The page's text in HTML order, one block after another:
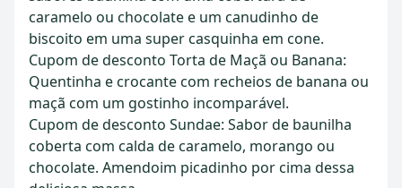
caramelo ou chocolate e um canudinho de
biscoito em uma super casquinha em cone.
Cupom de desconto Torta de Maçã ou Banana:
Quentinha e crocante com recheios de banana ou
maçã com um gostinho incomparável.
Cupom de desconto Sundae: Sabor de baunilha
coberta com calda de caramelo, morango ou
chocolate. Amendoim picadinho por cima dessa